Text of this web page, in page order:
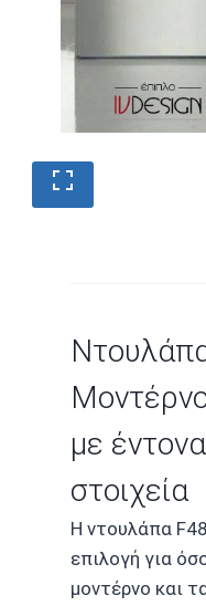
με
στοιχεία
Η ντουλάπα F48
επιλογή για
μοντέρνο και